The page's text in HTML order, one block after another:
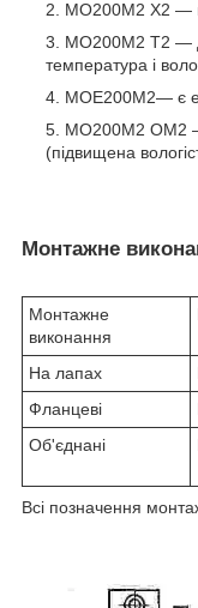
МО200М2 Х2 ―
МО200М2 Т2 ―
температура і
МОЕ200М2― є
МО200М2 ОМ2 ―
(підвищена
Монтажне
Монтажне
виконання
На лапах
Фланцеві
Об'єднані
Всі позначення